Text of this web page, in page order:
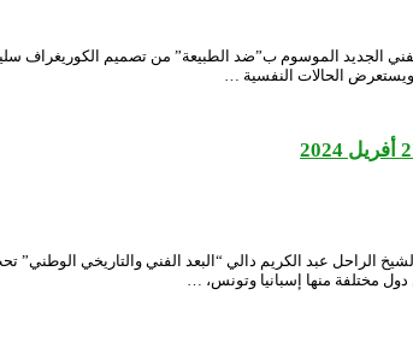
الحالات النفسية …
2024 أشغال الملتقى الدولي الأول حول الشيخ الراحل عبد الكريم دالي
مختلفة منها إسبانيا وتونس، …